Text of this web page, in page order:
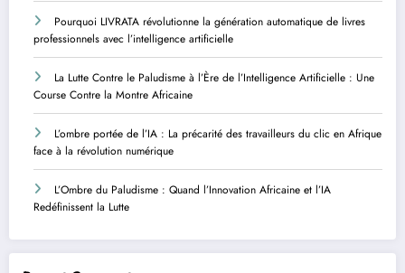
Pourquoi LIVRATA révolutionne la génération automatique de livres
professionnels avec l’intelligence artificielle
La Lutte Contre le Paludisme à l’Ère de l’Intelligence Artificielle : Une
Course Contre la Montre Africaine
L’ombre portée de l’IA : La précarité des travailleurs du clic en Afrique
face à la révolution numérique
L’Ombre du Paludisme : Quand l’Innovation Africaine et l’IA
Redéfinissent la Lutte